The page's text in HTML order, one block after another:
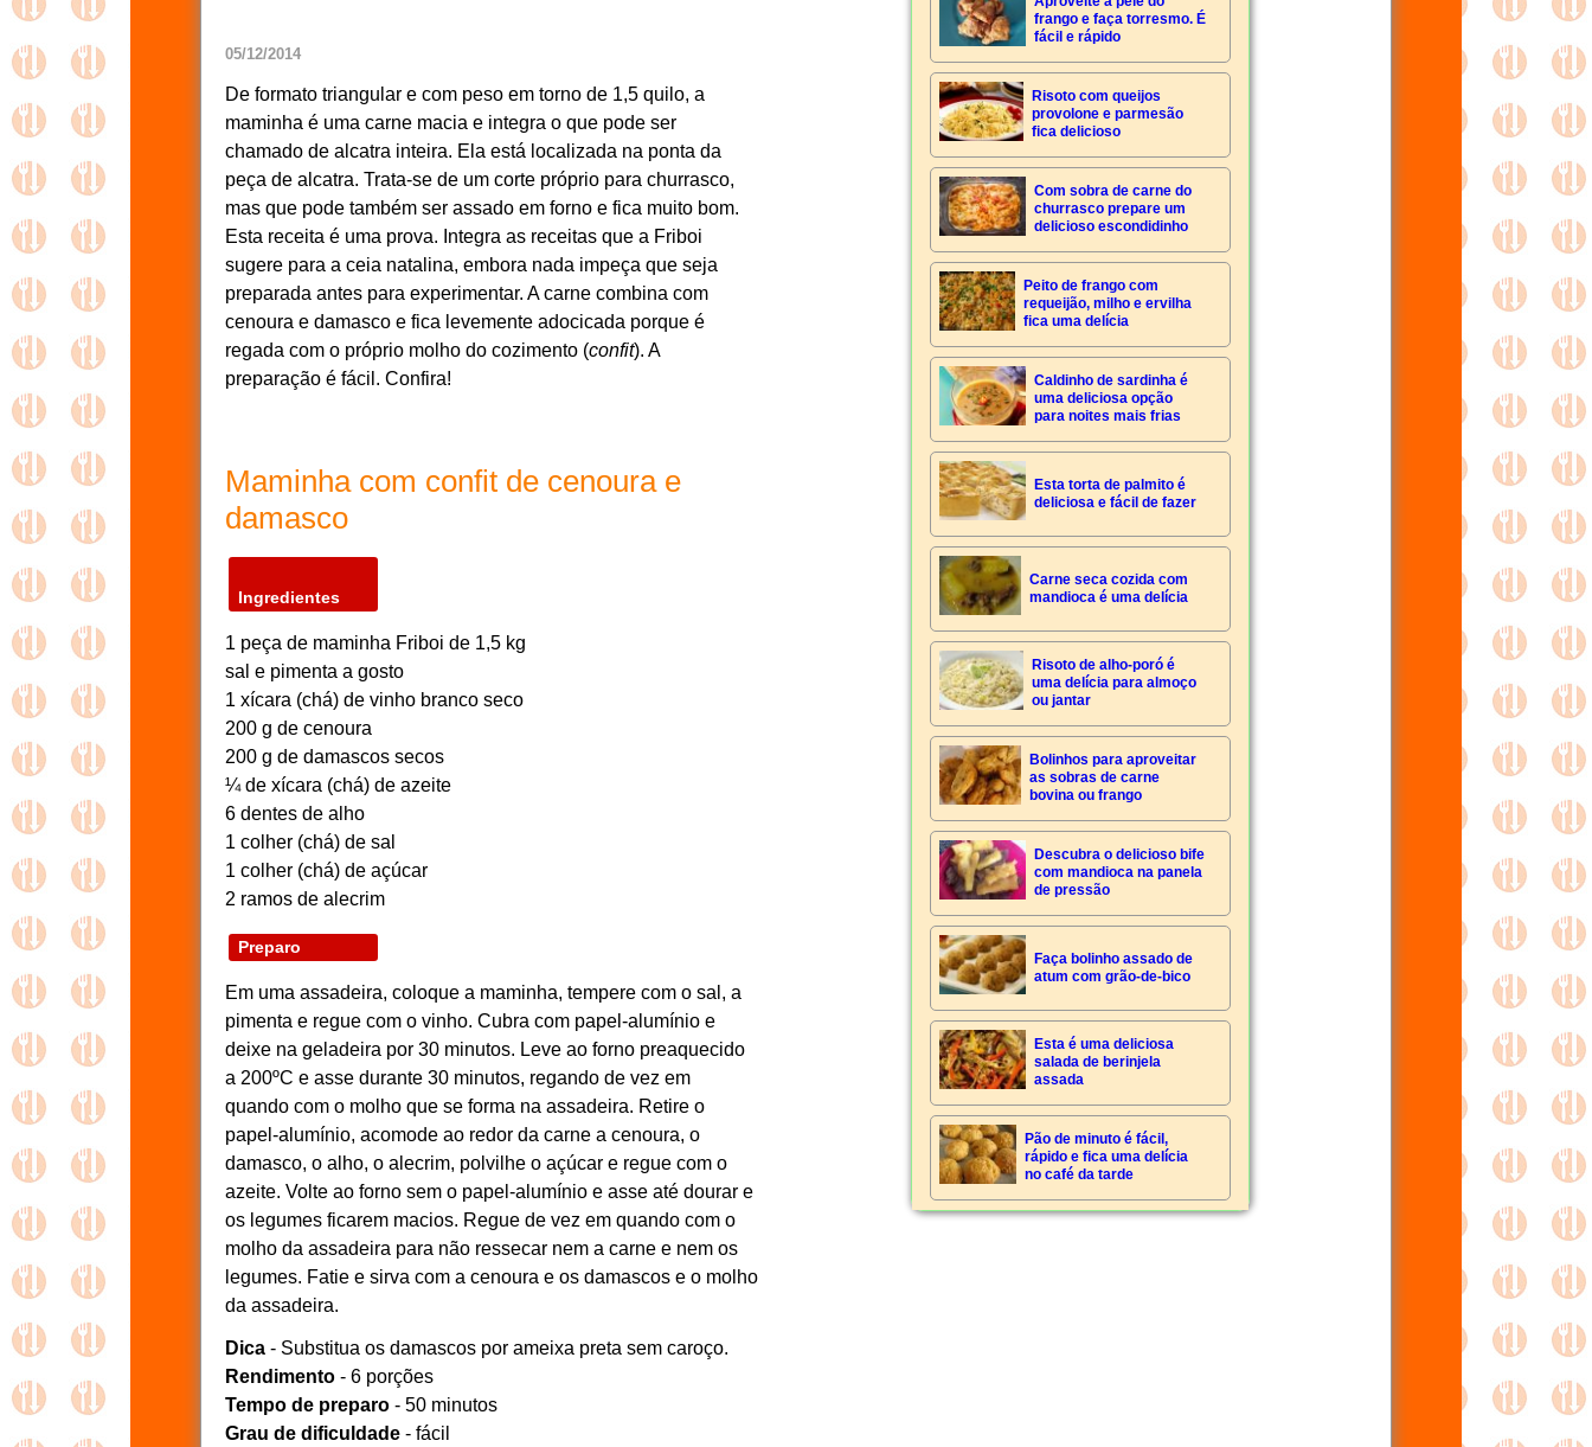
05/12/2014
De formato triangular e com peso em torno de 1,5 quilo, a
maminha é uma carne macia e integra o que pode ser
chamado de alcatra inteira. Ela está localizada na ponta da
peça de alcatra. Trata-se de um corte próprio para churrasco,
mas que pode também ser assado em forno e fica muito bom.
Esta receita é uma prova. Integra as receitas que a Friboi
sugere para a ceia natalina, embora nada impeça que seja
preparada antes para experimentar. A carne combina com
cenoura e damasco e fica levemente adocicada porque é
regada com o próprio molho do cozimento (confit). A
preparação é fácil. Confira!
Maminha com confit de cenoura e
damasco
Ingredientes
1 peça de maminha Friboi de 1,5 kg
sal e pimenta a gosto
1 xícara (chá) de vinho branco seco
200 g de cenoura
200 g de damascos secos
¼ de xícara (chá) de azeite
6 dentes de alho
1 colher (chá) de sal
1 colher (chá) de açúcar
2 ramos de alecrim
Preparo
Em uma assadeira, coloque a maminha, tempere com o sal, a
pimenta e regue com o vinho. Cubra com papel-alumínio e
deixe na geladeira por 30 minutos. Leve ao forno preaquecido
a 200ºC e asse durante 30 minutos, regando de vez em
quando com o molho que se forma na assadeira. Retire o
papel-alumínio, acomode ao redor da carne a cenoura, o
damasco, o alho, o alecrim, polvilhe o açúcar e regue com o
azeite. Volte ao forno sem o papel-alumínio e asse até dourar e
os legumes ficarem macios. Regue de vez em quando com o
molho da assadeira para não ressecar nem a carne e nem os
legumes. Fatie e sirva com a cenoura e os damascos e o molho
da assadeira.
Dica - Substitua os damascos por ameixa preta sem caroço.
Rendimento - 6 porções
Tempo de preparo - 50 minutos
Grau de dificuldade - fácil
frango e faça torresmo. É
fácil e rápido
Risoto com queijos
provolone e parmesão
fica delicioso
Com sobra de carne do
churrasco prepare um
delicioso escondidinho
Peito de frango com
requeijão, milho e ervilha
fica uma delícia
Caldinho de sardinha é
uma deliciosa opção
para noites mais frias
Esta torta de palmito é
deliciosa e fácil de fazer
Carne seca cozida com
mandioca é uma delícia
Risoto de alho-poró é
uma delícia para almoço
ou jantar
Bolinhos para aproveitar
as sobras de carne
bovina ou frango
Descubra o delicioso bife
com mandioca na panela
de pressão
Faça bolinho assado de
atum com grão-de-bico
Esta é uma deliciosa
salada de berinjela
assada
Pão de minuto é fácil,
rápido e fica uma delícia
no café da tarde